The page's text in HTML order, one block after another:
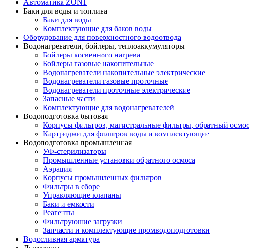
Автоматика ZONT
Баки для воды и топлива
Баки для воды
Комплектующие для баков воды
Оборудование для поверхностного водоотвода
Водонагреватели, бойлеры, теплоаккумуляторы
Бойлеры косвенного нагрева
Бойлеры газовые накопительные
Водонагреватели накопительные электрические
Водонагреватели газовые проточные
Водонагреватели проточные электрические
Запасные части
Комплектующие для водонагревателей
Водоподготовка бытовая
Корпусы фильтров, магистральные фильтры, обратный осмос
Картриджи для фильтров воды и комплектующие
Водоподготовка промышленная
УФ-стерилизаторы
Промышленные установки обратного осмоса
Аэрация
Корпусы промышленных фильтров
Фильтры в сборе
Управляющие клапаны
Баки и емкости
Реагенты
Фильтрующие загрузки
Запчасти и комплектующие промводоподготовки
Водосливная арматура